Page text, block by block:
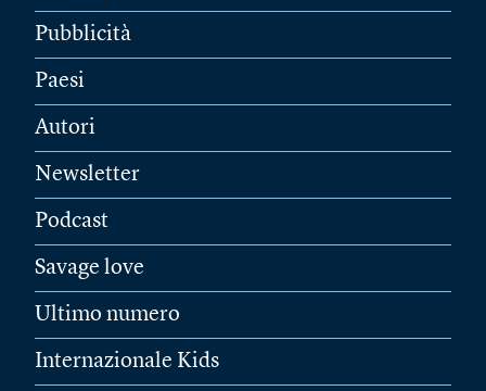
Pubblicità
Paesi
Autori
Newsletter
Podcast
Savage love
Ultimo numero
Internazionale Kids